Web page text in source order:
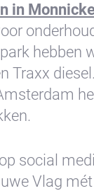
in
hebben
Traxx diesel.
social
Vlag